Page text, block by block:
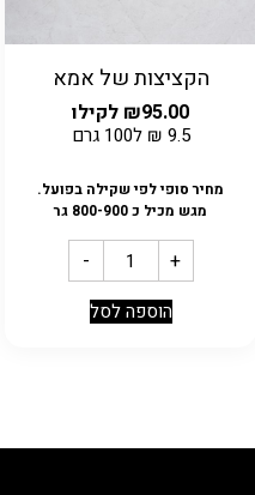
הקציצות של אמא
₪95.00 לקילו
9.5
₪ ל100 גרם
מחיר סופי לפי שקילה בפועל.
מגש מכיל כ 800-900 גר
- +
הוספה לסל